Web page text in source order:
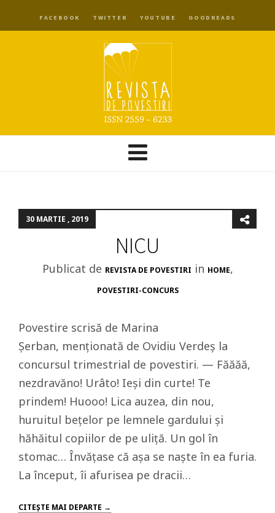
FACEBOOK TWITTER YOUTUBE GOODREADS
30 MARTIE , 2019
NICU
Publicat de REVISTA DE POVESTIRI in HOME,
POVESTIRI-CONCURS
Povestire scrisă de Marina
Șerban, menționată de Ovidiu Verdeș la
concursul trimestrial de povestiri. — Făăăă,
nezdravăno! Urâto! Ieși din curte! Te
prindem! Huooo! Lica auzea, din nou,
huruitul bețelor pe lemnele gardului și
hăhăitul copiilor de pe uliță. Un gol în
stomac… Învățase că așa se naște în ea furia.
La început, îi afurisea pe dracii…
CITEŞTE MAI DEPARTE →